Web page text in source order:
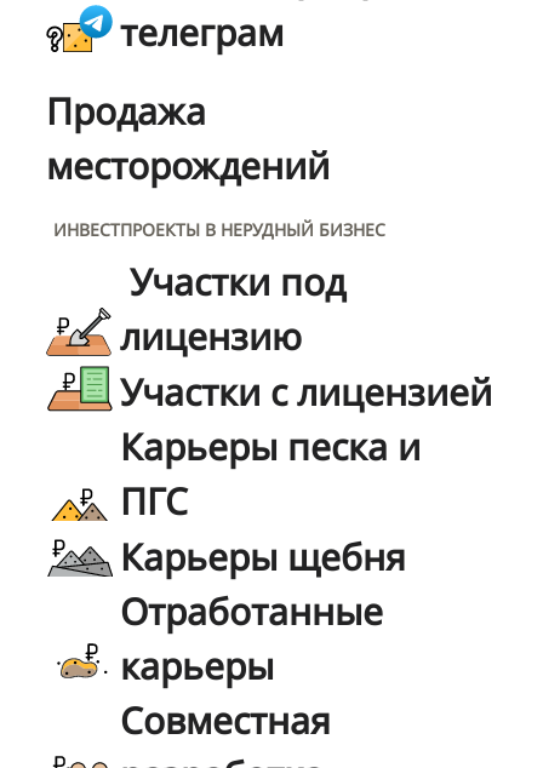
телеграм
Продажа
месторождений
ИНВЕСТПРОЕКТЫ В НЕРУДНЫЙ БИЗНЕС
Участки под
лицензию
Участки с лицензией
Карьеры песка и
ПГС
Карьеры щебня
Отработанные
карьеры
Совместная